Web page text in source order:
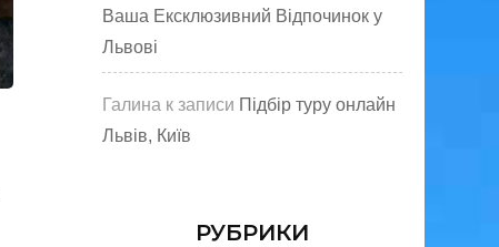
Ваша Ексклюзивний Відпочинок у
Львові
Галина к записи Підбір туру онлайн
Львів, Київ
РУБРИКИ